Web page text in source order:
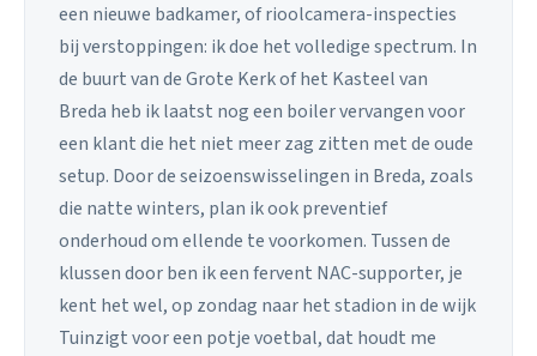
een nieuwe badkamer, of rioolcamera-inspecties
bij verstoppingen: ik doe het volledige spectrum. In
de buurt van de Grote Kerk of het Kasteel van
Breda heb ik laatst nog een boiler vervangen voor
een klant die het niet meer zag zitten met de oude
setup. Door de seizoenswisselingen in Breda, zoals
die natte winters, plan ik ook preventief
onderhoud om ellende te voorkomen. Tussen de
klussen door ben ik een fervent NAC-supporter, je
kent het wel, op zondag naar het stadion in de wijk
Tuinzigt voor een potje voetbal, dat houdt me